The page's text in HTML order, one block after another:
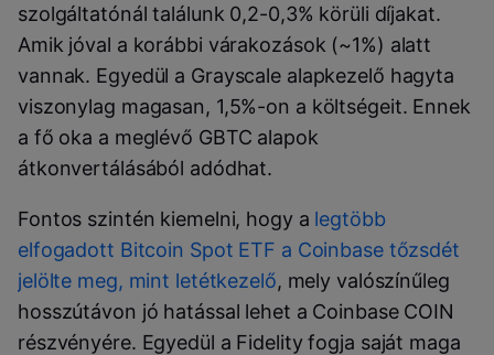
szolgáltatónál találunk 0,2-0,3% körüli díjakat.
Amik jóval a korábbi várakozások (~1%) alatt
vannak. Egyedül a Grayscale alapkezelő hagyta
viszonylag magasan, 1,5%-on a költségeit. Ennek
a fő oka a meglévő GBTC alapok
átkonvertálásából adódhat.
Fontos szintén kiemelni, hogy a legtöbb
elfogadott Bitcoin Spot ETF a Coinbase tőzsdét
jelölte meg, mint letétkezelő, mely valószínűleg
hosszútávon jó hatással lehet a Coinbase COIN
részvényére. Egyedül a Fidelity fogja saját maga